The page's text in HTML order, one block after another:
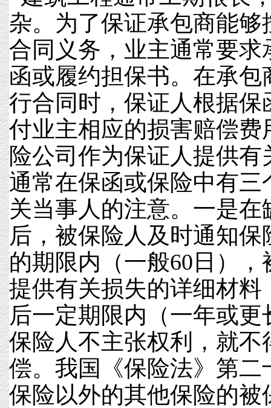
杂。为了保证承包商能
合同义务，业主通常要求
函或履约担保书。在承
行合同时，保证人根据保
付业主相应的损害赔偿费
险公司作为保证人提供
通常在保函或保险中有
关当事人的注意。一是
后，被保险人及时通知
的期限内（一般60日）
提供有关损失的详细材料
后一定期限内（一年或
保险人不主张权利，就不
偿。我国《保险法》第二
保险以外的其他保险的被